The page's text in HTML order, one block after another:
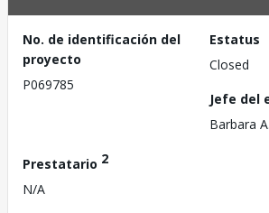
No. de identificación del
proyecto
P069785
Estatus
Closed
Jefe del
Barbara
Prestatario 2
N/A